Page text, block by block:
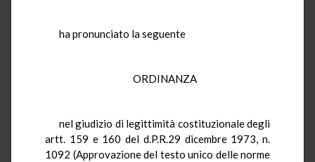
ha pronunciato la seguente
ORDINANZA
nel giudizio di legittimità costituzionale degli
artt. 159 e 160 del d.P.R.29 dicembre 1973, n.
1092 (Approvazione del testo unico delle norme